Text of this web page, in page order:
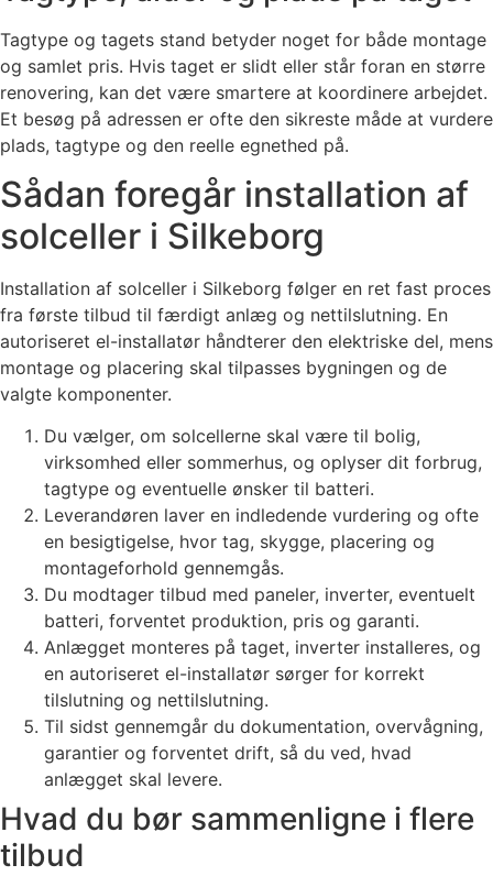
Tagtype og tagets stand betyder noget for både montage
og samlet pris. Hvis taget er slidt eller står foran en større
renovering, kan det være smartere at koordinere arbejdet.
Et besøg på adressen er ofte den sikreste måde at vurdere
plads, tagtype og den reelle egnethed på.
Sådan foregår installation af
solceller i Silkeborg
Installation af solceller i Silkeborg følger en ret fast proces
fra første tilbud til færdigt anlæg og nettilslutning. En
autoriseret el-installatør håndterer den elektriske del, mens
montage og placering skal tilpasses bygningen og de
valgte komponenter.
Du vælger, om solcellerne skal være til bolig,
virksomhed eller sommerhus, og oplyser dit forbrug,
tagtype og eventuelle ønsker til batteri.
Leverandøren laver en indledende vurdering og ofte
en besigtigelse, hvor tag, skygge, placering og
montageforhold gennemgås.
Du modtager tilbud med paneler, inverter, eventuelt
batteri, forventet produktion, pris og garanti.
Anlægget monteres på taget, inverter installeres, og
en autoriseret el-installatør sørger for korrekt
tilslutning og nettilslutning.
Til sidst gennemgår du dokumentation, overvågning,
garantier og forventet drift, så du ved, hvad
anlægget skal levere.
Hvad du bør sammenligne i flere
tilbud